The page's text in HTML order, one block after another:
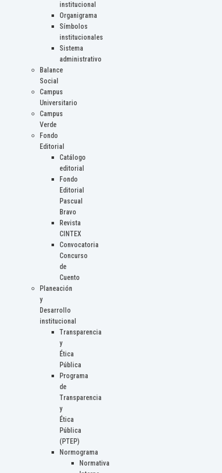
institucional
Organigrama
Símbolos
institucionales
Sistema
administrativo
Balance
Social
Campus
Universitario
Campus
Verde
Fondo
Editorial
Catálogo
editorial
Fondo
Editorial
Pascual
Bravo
Revista
CINTEX
Convocatoria
Concurso
de
Cuento
Planeación
y
Desarrollo
institucional
Transparencia
y
Ética
Pública
Programa
de
Transparencia
y
Ética
Pública
(PTEP)
Normograma
Normativa